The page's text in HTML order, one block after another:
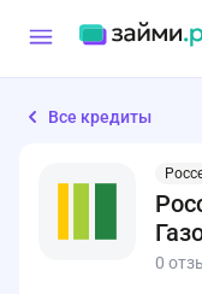
Все кредиты
0